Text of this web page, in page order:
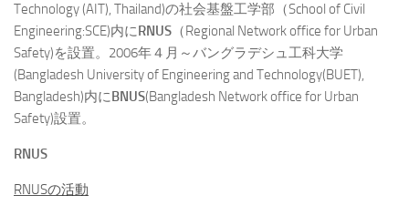
Technology (AIT), Thailand)の社会基盤工学部（School of Civil
Engineering:SCE)内にRNUS （Regional Network office for Urban
Safety)を設置。2006年４月～バングラデシュ工科大学
(Bangladesh University of Engineering and Technology(BUET),
Bangladesh)内にBNUS(Bangladesh Network office for Urban
Safety)設置。
RNUS
RNUSの活動